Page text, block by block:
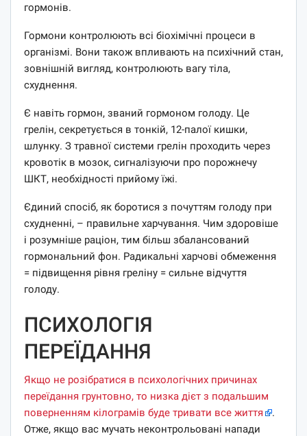
гормонів.
Гормони контролюють всі біохімічні процеси в
організмі. Вони також впливають на психічний стан,
зовнішній вигляд, контролюють вагу тіла,
схуднення.
Є навіть гормон, званий гормоном голоду. Це
грелін, секретується в тонкій, 12-палої кишки,
шлунку. З травної системи грелін проходить через
кровотік в мозок, сигналізуючи про порожнечу
ШКТ, необхідності прийому їжі.
Єдиний спосіб, як боротися з почуттям голоду при
схудненні, – правильне харчування. Чим здоровіше
і розумніше раціон, тим більш збалансований
гормональний фон. Радикальні харчові обмеження
= підвищення рівня греліну = сильне відчуття
голоду.
ПСИХОЛОГІЯ
ПЕРЕЇДАННЯ
Якщо не розібратися в психологічних причинах
переїдання грунтовно, то низка дієт з подальшим
поверненням кілограмів буде тривати все життя
.
Отже, якщо вас мучать неконтрольовані напади